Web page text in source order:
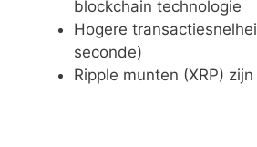
blockchain technologie
Hogere
seconde)
Ripple munten (XRP) zijn